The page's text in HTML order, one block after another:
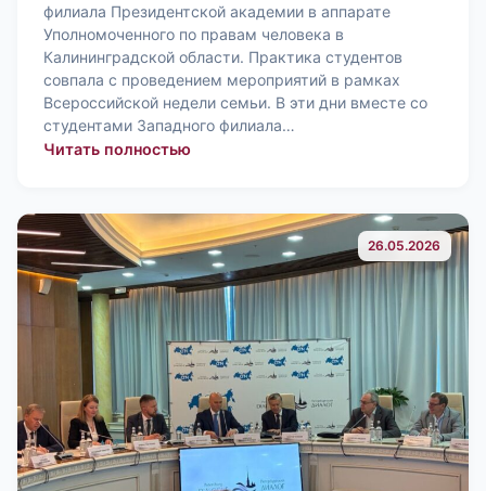
филиала Президентской академии в аппарате
Уполномоченного по правам человека в
Калининградской области. Практика студентов
совпала с проведением мероприятий в рамках
Всероссийской недели семьи. В эти дни вместе со
студентами Западного филиала…
Читать полностью: Закончилась практика студентов
26.05.2026